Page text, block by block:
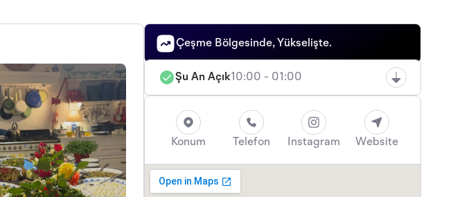
Çeşme Bölgesinde, Yükselişte.
Şu An Açık10:00 - 01:00
Konum Telefon Instagram Website